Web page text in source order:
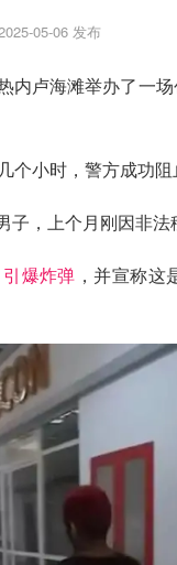
05-06 发布
内卢海滩举办了一
小时，警方成功阻
，上个月刚因非法
爆炸弹 ，并宣称这